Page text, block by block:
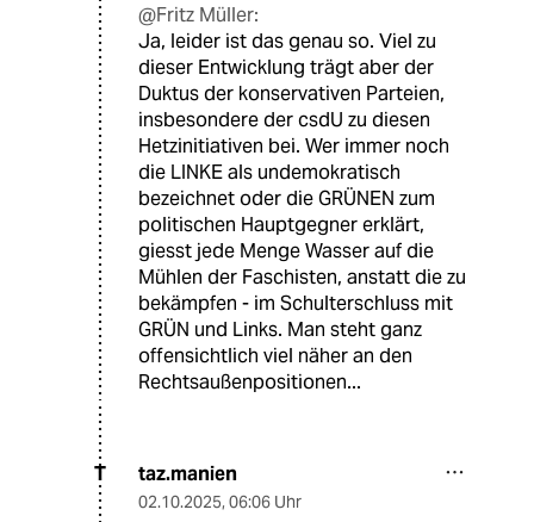
@Fritz Müller:
Ja, leider ist das genau so. Viel zu
dieser Entwicklung trägt aber der
Duktus der konservativen Parteien,
insbesondere der csdU zu diesen
Hetzinitiativen bei. Wer immer noch
die LINKE als undemokratisch
bezeichnet oder die GRÜNEN zum
politischen Hauptgegner erklärt,
giesst jede Menge Wasser auf die
Mühlen der Faschisten, anstatt die zu
bekämpfen - im Schulterschluss mit
GRÜN und Links. Man steht ganz
offensichtlich viel näher an den
Rechtsaußenpositionen...
T taz.manien
02.10.2025, 06:06 Uhr